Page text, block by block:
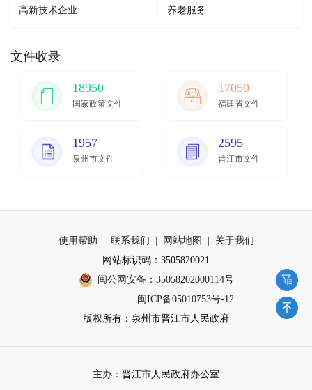
高新技术企业 养老服务
文件收录
18950
国家政策文件
17050
福建省文件
1957
泉州市文件
2595
晋江市文件
使用帮助 联系我们 网站地图
关于我们
网站标识码：3505820021
闽公网安备：35058202000114号
闽ICP备05010753号-12
版权所有：泉州市晋江市人民政府
主办：晋江市人民政府办公室